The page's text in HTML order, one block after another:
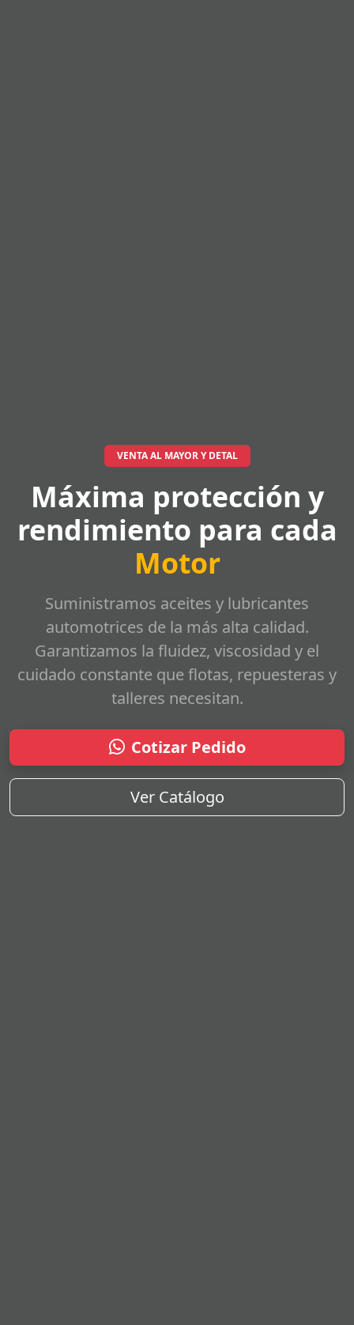
VENTA AL MAYOR Y DETAL
Máxima protección y
rendimiento para cada
Motor
Suministramos aceites y lubricantes
automotrices de la más alta calidad.
Garantizamos la fluidez, viscosidad y el
cuidado constante que flotas, repuesteras y
talleres necesitan.
Cotizar Pedido
Ver Catálogo